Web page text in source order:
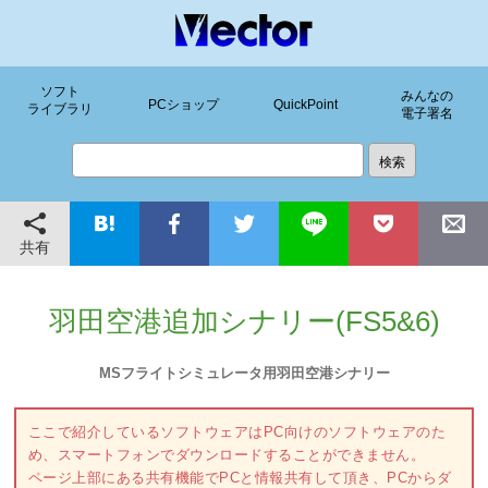
ソフト
ライブラリ
PCショップ QuickPoint
みんなの
電子署名
共有
羽田空港追加シナリー(FS5&6)
MSフライトシミュレータ用羽田空港シナリー
ここで紹介しているソフトウェアはPC向けのソフトウェアのた
め、スマートフォンでダウンロードすることができません。
ページ上部にある共有機能でPCと情報共有して頂き、PCからダ